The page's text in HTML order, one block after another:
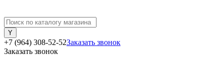
+7 (964) 308-52-52Заказать звонок
Заказать звонок